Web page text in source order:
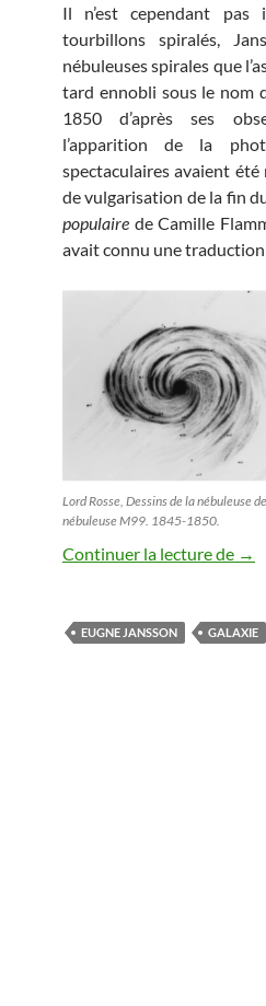
Il n’est cependant pas
tourbillons spiralés,
nébuleuses spirales que
tard ennobli sous le nom
1850 d’après ses
l’apparition de la
spectaculaires avaient
de vulgarisation de la fin
populaire de Camille
avait connu une traduction
Lord Rosse, Dessins de la nébuleuse
nébuleuse M99. 1845-1850.
Continuer la lecture de →
EUGNE JANSSON GALAXIE